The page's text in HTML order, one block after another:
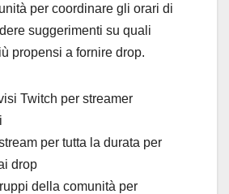
per coordinare gli orari di
suggerimenti su quali
propensi a fornire drop.
Twitch per streamer
per tutta la durata per
drop
della comunità per